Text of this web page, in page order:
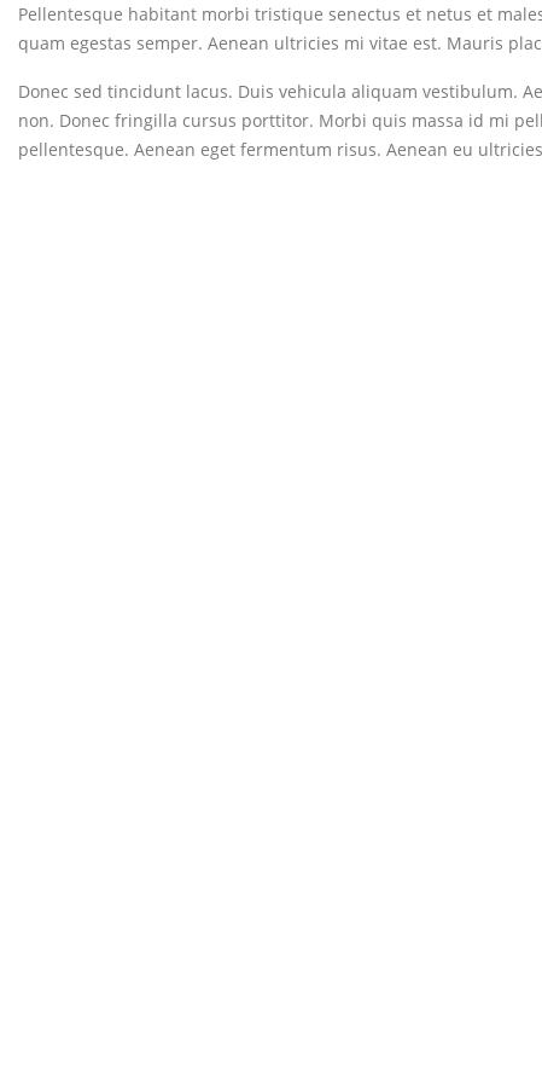
Pellentesque habitant morbi tristique senectus et netus et
quam egestas semper. Aenean ultricies mi vitae est. Mauris
Donec sed tincidunt lacus. Duis vehicula aliquam vestibulum.
non. Donec fringilla cursus porttitor. Morbi quis massa id mi
pellentesque. Aenean eget fermentum risus. Aenean eu